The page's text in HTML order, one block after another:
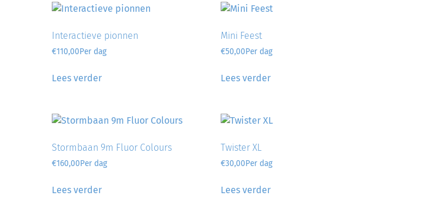
Interactieve pionnen
€110,00Per dag
Lees verder
Mini Feest
€50,00Per dag
Lees verder
Stormbaan 9m Fluor Colours
€160,00Per dag
Lees verder
Twister XL
€30,00Per dag
Lees verder